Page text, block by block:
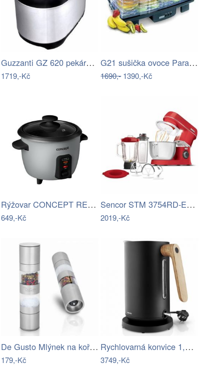
Guzzanti GZ 620 pekárna chleba
1719,-Kč
G21 sušička ovoce Paradiso big, černá
1690,-1390,-Kč
Rýžovar CONCEPT RE 1010
649,-Kč
Sencor STM 3754RD-EUE3 kuchyňský robot
2019,-Kč
De Gusto Mlýnek na koření Double 2v1…
179,-Kč
Rychlovarná konvice 1,5 l černá Nordic…
3749,-Kč